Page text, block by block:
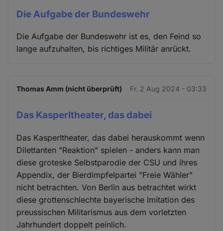
Die Aufgabe der Bundeswehr
Die Aufgabe der Bundeswehr ist es, den Feind so
lange aufzuhalten, bis richtiges Militär anrückt.
Thomas Amm (nicht überprüft) Fr. 2 Aug 2024 - 03:33
Das Kasperltheater, das dabei
Das Kasperltheater, das dabei herauskommt wenn
Dilettanten "Reaktion" spielen - anders kann man
diese groteske Selbstparodie der CSU und ihres
Appendix, der Bierdimpfelpartei "Freie Wähler"
nicht betrachten. Von Berlin aus betrachtet wirkt
diese grottenschlechte bayerische Imitation des
preussischen Militarismus aus dem vorletzten
Jahrhundert doppelt peinlich.